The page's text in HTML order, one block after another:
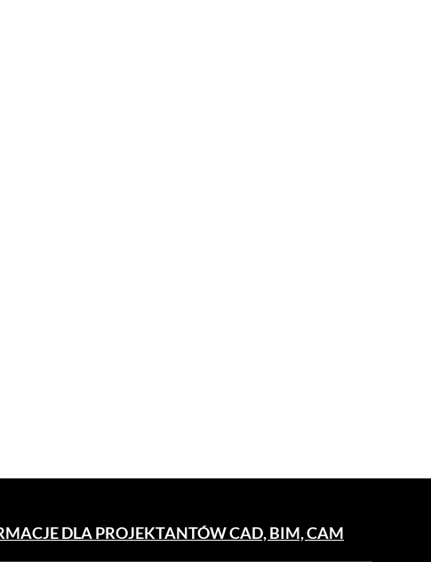
DLA PROJEKTANTÓW CAD, BIM, CAM